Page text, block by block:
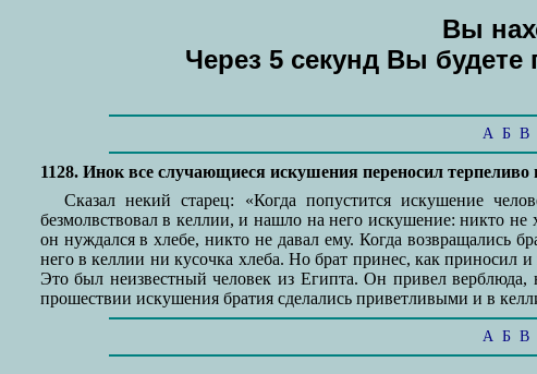
Вы
Через 5 секунд Вы
А Б В
1128. Инок все случающиеся искушения переносил терпеливо
Сказал некий старец: «Когда попустится искушение
безмолвствовал в келлии, и нашло на него искушение: никто не
он нуждался в хлебе, никто не давал ему. Когда
него в келлии ни кусочка хлеба. Но брат принес, как приносил
Это был неизвестный человек из Египта. Он привел верблюда,
прошествии искушения братия сделались приветливыми и в
А Б В